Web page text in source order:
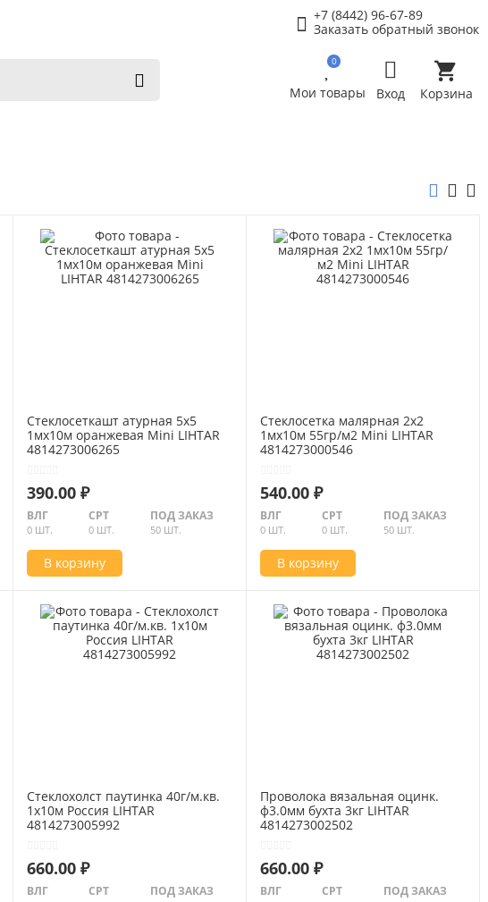
+7 (8442) 96-67-89
Заказать обратный звонок
0
Мои товары Вход Корзина
Стеклосеткашт атурная 5х5
1мх10м оранжевая Mini LIHTAR
4814273006265
390.00 ₽
ВЛГ
0 ШТ.
СРТ
0 ШТ.
ПОД ЗАКАЗ
50 ШТ.
В корзину
Стеклосетка малярная 2х2
1мх10м 55гр/м2 Mini LIHTAR
4814273000546
540.00 ₽
ВЛГ
0 ШТ.
СРТ
0 ШТ.
ПОД ЗАКАЗ
50 ШТ.
В корзину
Стеклохолст паутинка 40г/м.кв.
1х10м Россия LIHTAR
4814273005992
660.00 ₽
ВЛГ СРТ ПОД ЗАКАЗ
Проволока вязальная оцинк.
ф3.0мм бухта 3кг LIHTAR
4814273002502
660.00 ₽
ВЛГ СРТ ПОД ЗАКАЗ